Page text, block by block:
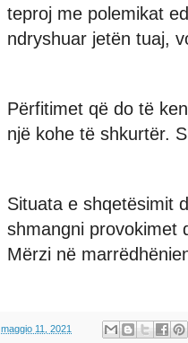
teproj me polemikat
ndryshuar jetën tuaj,
Përfitimet që do të
një kohe të shkurtër.
Situata e shqetësimit
shmangni provokimet
Mërzi në
maggio 11, 2021